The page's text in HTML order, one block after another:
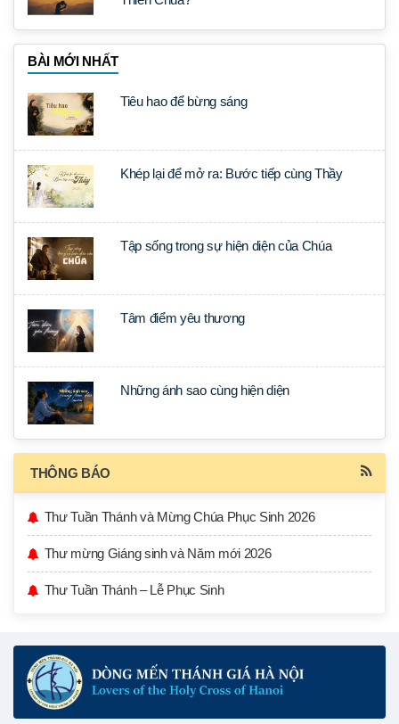
BÀI MỚI NHẤT
Tiêu hao để bừng sáng
Khép lại để mở ra: Bước tiếp cùng Thầy
Tập sống trong sự hiện diện của Chúa
Tâm điểm yêu thương
Những ánh sao cùng hiện diện
THÔNG BÁO
Thư Tuần Thánh và Mừng Chúa Phục Sinh 2026
Thư mừng Giáng sinh và Năm mới 2026
Thư Tuần Thánh – Lễ Phục Sinh